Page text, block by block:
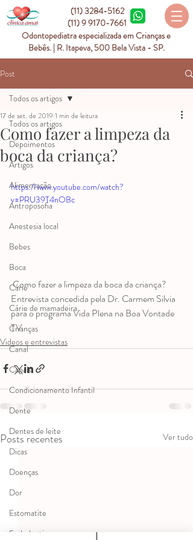
(11) 3284-5162
(11) 9 9170-7661
Odontopediatra especializada em Crianças e
Bebês. | R. Itapeva, 500 Bela Vista - SP.
Post
Todos os artigos
Depoimentos
Artigos
Alimentação
Antroposofia
Anestesia local
Bebes
Boca
Cárie
Cárie de mamadeira
Crianças
Canal
Canais
Condicionamento Infantil
Dente
Dentes de leite
Dicas
Doenças
Dor
Estomatite
Endodontia
Todos os artigos
Como fazer a limpeza da
boca da criança?
17 de set. de 2019 1 min de leitura
https://www.youtube.com/watch?
v=PRU39T4nOBc
Como fazer a limpeza da boca da criança?
Entrevista concedida pela Dr. Carmem Silvia
para o programa Vida Plena na Boa Vontade
TV.
Videos e entrevistas
Posts recentes Ver tudo